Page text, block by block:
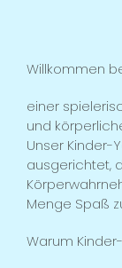
Willkommen
einer
und
Unser Kinder-
ausgerichtet,
Menge Spaß
Warum